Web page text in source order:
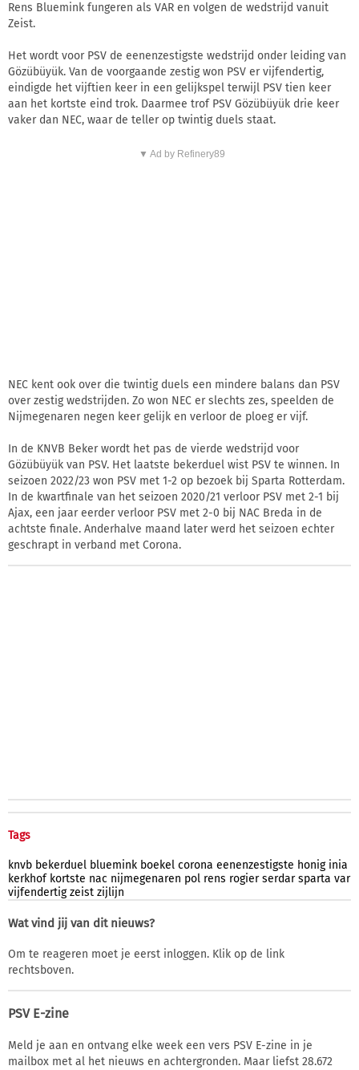
Rens Bluemink fungeren als VAR en volgen de wedstrijd vanuit
Zeist.
Het wordt voor PSV de eenenzestigste wedstrijd onder leiding van
Gözübüyük. Van de voorgaande zestig won PSV er vijfendertig,
eindigde het vijftien keer in een gelijkspel terwijl PSV tien keer
aan het kortste eind trok. Daarmee trof PSV Gözübüyük drie keer
vaker dan NEC, waar de teller op twintig duels staat.
▼ Ad by Refinery89
NEC kent ook over die twintig duels een mindere balans dan PSV
over zestig wedstrijden. Zo won NEC er slechts zes, speelden de
Nijmegenaren negen keer gelijk en verloor de ploeg er vijf.
In de KNVB Beker wordt het pas de vierde wedstrijd voor
Gözübüyük van PSV. Het laatste bekerduel wist PSV te winnen. In
seizoen 2022/23 won PSV met 1-2 op bezoek bij Sparta Rotterdam.
In de kwartfinale van het seizoen 2020/21 verloor PSV met 2-1 bij
Ajax, een jaar eerder verloor PSV met 2-0 bij NAC Breda in de
achtste finale. Anderhalve maand later werd het seizoen echter
geschrapt in verband met Corona.
Tags
knvb bekerduel bluemink boekel corona eenenzestigste honig inia
kerkhof kortste nac nijmegenaren pol rens rogier serdar sparta var
vijfendertig zeist zijlijn
Wat vind jij van dit nieuws?
Om te reageren moet je eerst inloggen. Klik op de link
rechtsboven.
PSV E-zine
Meld je aan en ontvang elke week een vers PSV E-zine in je
mailbox met al het nieuws en achtergronden. Maar liefst 28.672